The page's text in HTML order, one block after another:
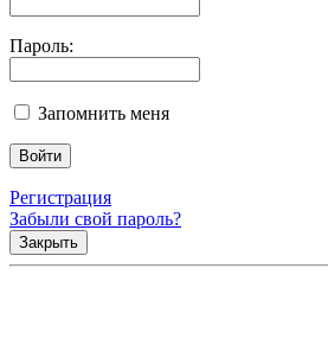
Пароль:
Запомнить меня
Регистрация
Забыли свой пароль?
Закрыть